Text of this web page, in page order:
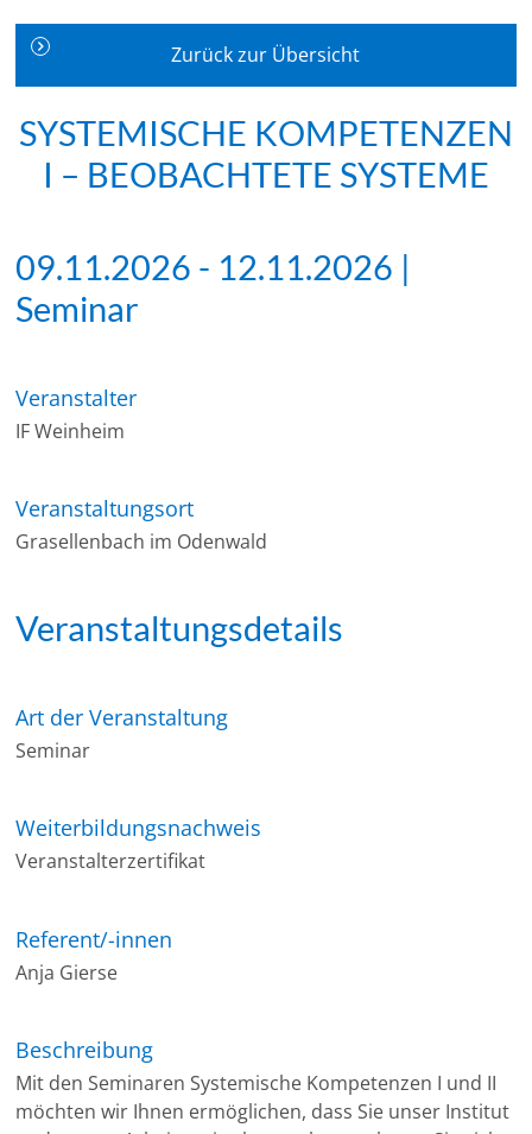
Zurück zur Übersicht
SYSTEMISCHE KOMPETENZEN
I – BEOBACHTETE SYSTEME
09.11.2026 - 12.11.2026 |
Seminar
Veranstalter
IF Weinheim
Veranstaltungsort
Grasellenbach im Odenwald
Veranstaltungsdetails
Art der Veranstaltung
Seminar
Weiterbildungsnachweis
Veranstalterzertifikat
Referent/-innen
Anja Gierse
Beschreibung
Mit den Seminaren Systemische Kompetenzen I und II
möchten wir Ihnen ermöglichen, dass Sie unser Institut